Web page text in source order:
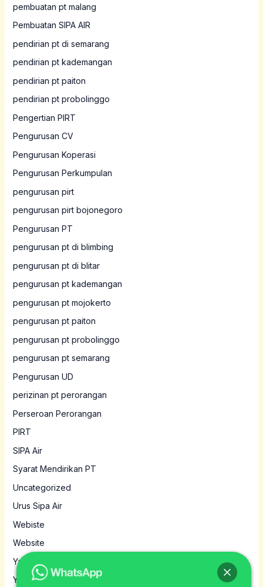
pembuatan pt malang
Pembuatan SIPA AIR
pendirian pt di semarang
pendirian pt kademangan
pendirian pt paiton
pendirian pt probolinggo
Pengertian PIRT
Pengurusan CV
Pengurusan Koperasi
Pengurusan Perkumpulan
pengurusan pirt
pengurusan pirt bojonegoro
Pengurusan PT
pengurusan pt di blimbing
pengurusan pt di blitar
pengurusan pt kademangan
pengurusan pt mojokerto
pengurusan pt paiton
pengurusan pt probolinggo
pengurusan pt semarang
Pengurusan UD
perizinan pt perorangan
Perseroan Perorangan
PIRT
SIPA Air
Syarat Mendirikan PT
Uncategorized
Urus Sipa Air
Webiste
Website
Yayasan
Yayasan MBG